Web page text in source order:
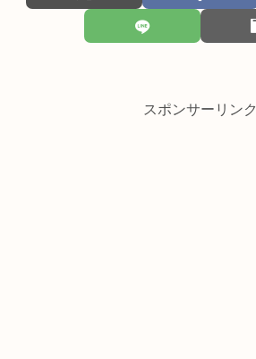
スポンサーリンク